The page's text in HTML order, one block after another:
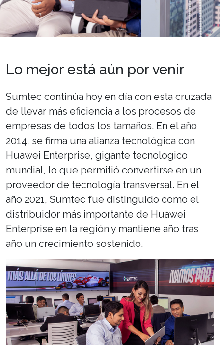
Lo mejor está aún por venir
Sumtec continúa hoy en día con esta cruzada
de llevar más eficiencia a los procesos de
empresas de todos los tamaños. En el año
2014, se firma una alianza tecnológica con
Huawei Enterprise, gigante tecnológico
mundial, lo que permitió convertirse en un
proveedor de tecnología transversal. En el
año 2021, Sumtec fue distinguido como el
distribuidor más importante de Huawei
Enterprise en la región y mantiene año tras
año un crecimiento sostenido.